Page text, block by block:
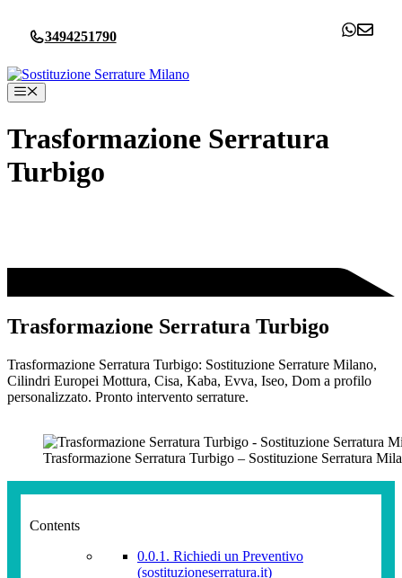
contenuto
3494251790
Menu
Trasformazione Serratura
Turbigo
Trasformazione Serratura Turbigo
Trasformazione Serratura Turbigo: Sostituzione Serrature Milano,
Cilindri Europei Mottura, Cisa, Kaba, Evva, Iseo, Dom a profilo
personalizzato. Pronto intervento serrature.
Trasformazione Serratura Turbigo – Sostituzione Serratura
Contents
0.0.1. Richiedi un Preventivo
(sostituzioneserratura.it)